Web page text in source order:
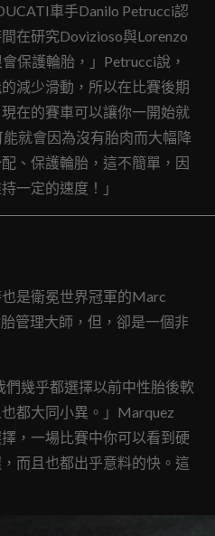
車手Danilo Petrucci認
在研究Dovizioso與Lorenzo
保護輪胎，」Petrucci說，
減少滑動，所以在比賽後期
在的賽車可以讓你一開始就
就會因為沒有胎肉而大幅降
、保護輪胎，這不簡單，因
一定的速度！」
是衛冕世界冠軍的Marc
管理大師，但，卻是一個非
們幾乎都選擇以前中性胎後軟
都大同小異。」Marquez
，一場比賽中你可以看到硬
而且也都出乎意料的快。這